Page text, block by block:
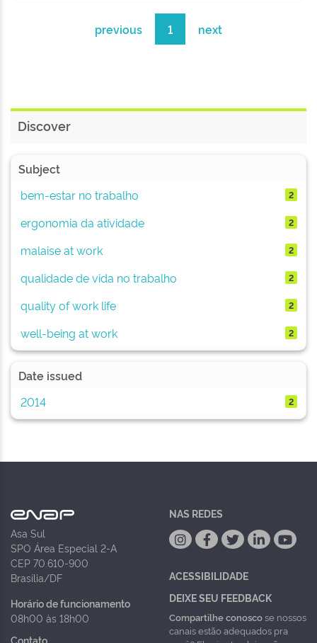
previous 1 next
Discover
Subject
bem-estar no trabalho
2
ergonomia da atividade 2
malaise at work 2
qualidade de vida no trabalho 2
quality of work life 2
well-being at work 2
Date issued
2014
2
Asa Sul
SPO Área Especial 2-A
CEP 70.610-900
Brasília/DF
Horário de funcionamento
08h00 às 18h00
Contato
NAS REDES
ACESSIBILIDADE
DEIXE SEU FEEDBACK
Compartilhe conoscose nossos
canais estão adequados pra